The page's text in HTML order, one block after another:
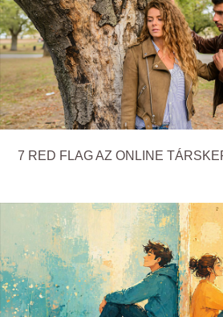
7 RED FLAG AZ ONLINE